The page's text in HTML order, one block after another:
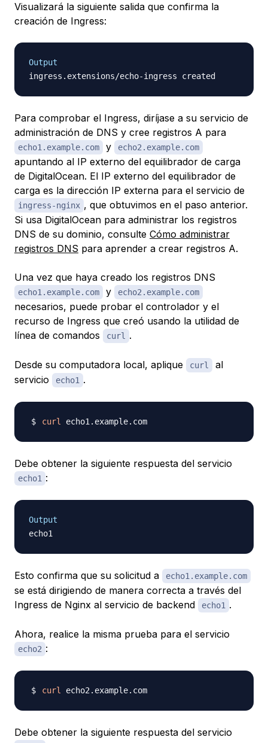
Visualizará la siguiente salida que confirma la
creación de Ingress:
Output
Para comprobar el Ingress, diríjase a su servicio de
administración de DNS y cree registros A para
echo1.example.com y echo2.example.com
apuntando al IP externo del equilibrador de carga
de DigitalOcean. El IP externo del equilibrador de
carga es la dirección IP externa para el servicio de
ingress-nginx , que obtuvimos en el paso anterior.
Si usa DigitalOcean para administrar los registros
DNS de su dominio, consulte Cómo administrar
registros DNS para aprender a crear registros A.
Una vez que haya creado los registros DNS
echo1.example.com y echo2.example.com
necesarios, puede probar el controlador y el
recurso de Ingress que creó usando la utilidad de
línea de comandos
curl .
Desde su computadora local, aplique curl
al
servicio
echo1 .
curl
Debe obtener la siguiente respuesta del servicio
echo1 :
Output
Esto confirma que su solicitud a echo1.example.com
se está dirigiendo de manera correcta a través del
Ingress de Nginx al servicio de backend
echo1 .
Ahora, realice la misma prueba para el servicio
echo2 :
curl
Debe obtener la siguiente respuesta del servicio